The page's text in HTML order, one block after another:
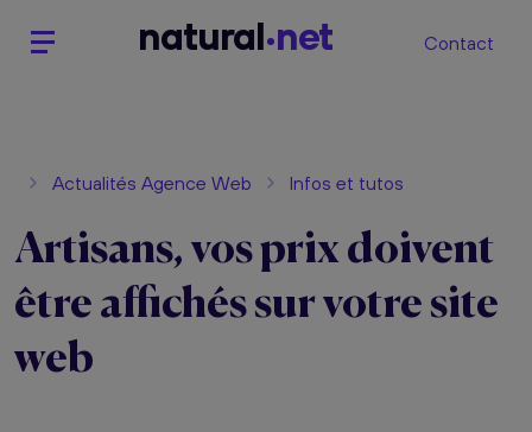
natural net Contact
Actualités Agence Web Infos et tutos
Artisans, vos prix doivent
être affichés sur votre site
web